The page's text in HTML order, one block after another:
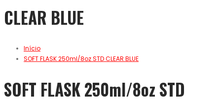
CLEAR BLUE
Início
SOFT FLASK 250ml/8oz STD CLEAR BLUE
SOFT FLASK 250ml/8oz STD